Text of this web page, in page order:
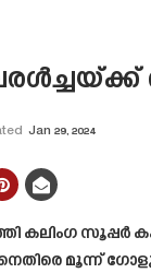
Jan 29, 2024
സൂപ്പർ
മൂന്ന്